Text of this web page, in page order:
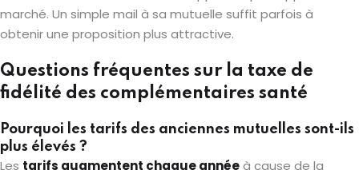
marché. Un simple mail à sa mutuelle suffit parfois à
obtenir une proposition plus attractive.
Questions fréquentes sur la taxe de
fidélité des complémentaires santé
Pourquoi les tarifs des anciennes mutuelles sont-ils
plus élevés ?
Les tarifs augmentent chaque annéeà cause de la